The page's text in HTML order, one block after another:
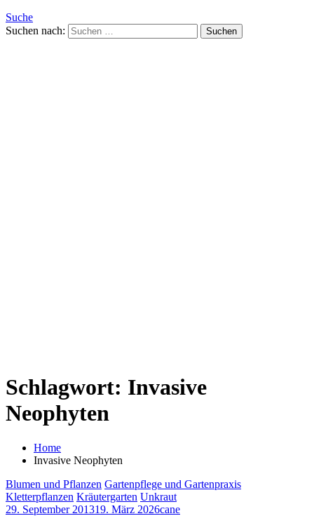
Suche
Suchen nach:
Schlagwort: Invasive
Neophyten
Home
Invasive Neophyten
Blumen und Pflanzen Gartenpflege und Gartenpraxis
Kletterpflanzen Kräutergarten Unkraut
29. September 201319. März 2026cane